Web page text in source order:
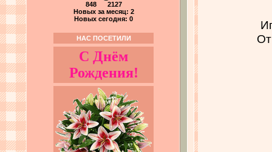
848 2127
Новых за месяц: 2
Новых сегодня: 0
НАС ПОСЕТИЛИ
С Днём
Рождения!